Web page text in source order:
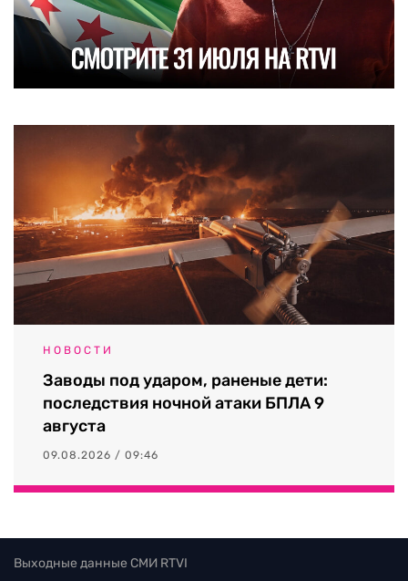
НОВОСТИ
Заводы под ударом, раненые дети:
последствия ночной атаки БПЛА 9
августа
09.08.2026 / 09:46
Выходные данные СМИ RTVI